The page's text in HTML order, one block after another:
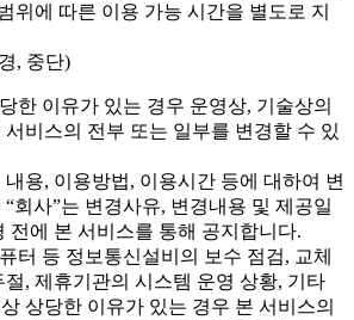
위에 따른 이용 가능 시간을 별도로 지
, 중단)
한 이유가 있는 경우 운영상, 기술상의
서비스의 전부 또는 일부를 변경할 수 있
용, 이용방법, 이용시간 등에 대하여 변
회사”는 변경사유, 변경내용 및 제공일
전에 본 서비스를 통해 공지합니다.
터 등 정보통신설비의 보수 점검, 교체
절, 제휴기관의 시스템 운영 상황, 기타
상당한 이유가 있는 경우 본 서비스의